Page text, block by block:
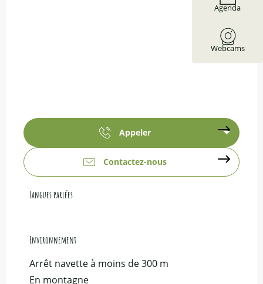
Agenda
Webcams
Appeler
Contactez-nous
Langues parlées
Langues parlées
Environnement
Environnement
Arrêt navette à moins de 300 m
En montagne